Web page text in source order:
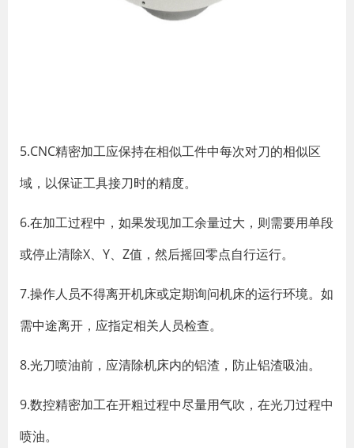
5.CNC精密加工应保持在相似工件中每次对刀的相似区
域，以保证工具接刀时的精度。
6.在加工过程中，如果发现加工余量过大，则需要用单段
或停止清除X、Y、Z值，然后摇回零点自行运行。
7.操作人员不得离开机床或定期询问机床的运行环境。如
需中途离开，应指定相关人员检查。
8.光刀喷油前，应清除机床内的铝渣，防止铝渣吸油。
9.数控精密加工在开粗过程中尽量用气吹，在光刀过程中
喷油。